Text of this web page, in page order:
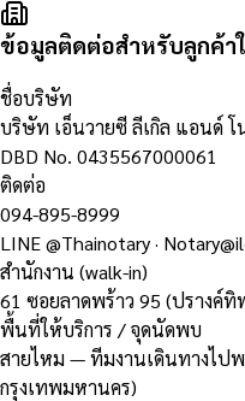
ข้อมูลติดต่อสำหรับลูกค้า
ชื่อบริษัท
บริษัท เอ็นวายซี ลีเกิล แอนด์ โ
DBD No. 0435567000061
ติดต่อ
094-895-8999
LINE@Thainotary·
สำนักงาน (walk-in)
61 ซอยลาดพร้าว 95 (ปรางค์ทิ
พื้นที่ให้บริการ / จุดนัดพบ
สายไหม — ทีมงานเดินทางไป
กรุงเทพมหานคร)